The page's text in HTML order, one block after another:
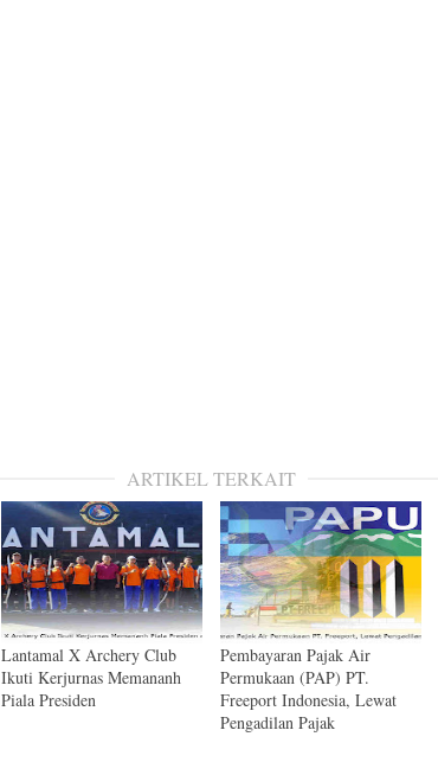
ARTIKEL TERKAIT
Lantamal X Archery Club
Ikuti Kerjurnas Memananh
Piala Presiden
Pembayaran Pajak Air
Permukaan (PAP) PT.
Freeport Indonesia, Lewat
Pengadilan Pajak